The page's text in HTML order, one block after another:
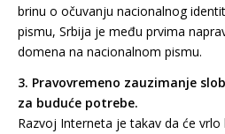
brinu o očuvanju nacionalnog
pismu, Srbija je među prvima
domena na nacionalnom pismu.
3. Pravovremeno zauzimanje
za buduće potrebe.
Razvoj Interneta je takav da će